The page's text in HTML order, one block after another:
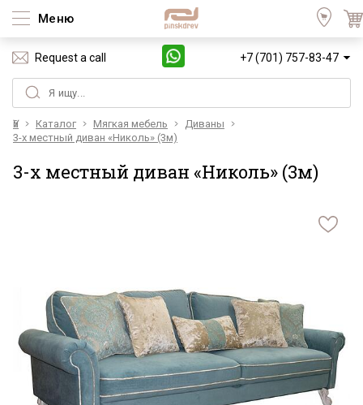
Меню
Request a call +7 (701) 757-83-47
Үй Каталог Мягкая мебель
Диваны
3-х местный диван «Николь» (3м)
3-х местный диван «Николь» (3м)